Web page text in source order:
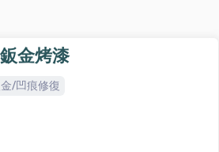
金烤漆
/凹痕修復